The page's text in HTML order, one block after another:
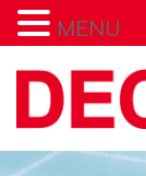
MENU